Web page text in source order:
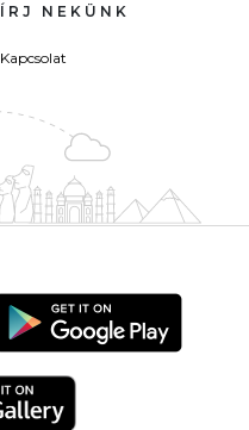
ÍRJ NEKÜNK
Kapcsolat